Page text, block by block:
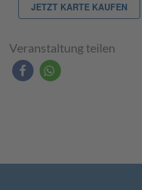
JETZT KARTE KAUFEN
Veranstaltung teilen